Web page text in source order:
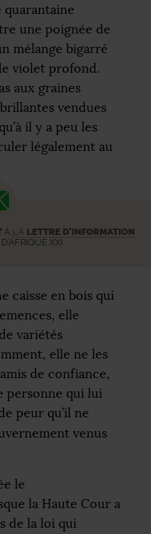
quarantaine
une poignée de
mélange bigarré
violet profond.
aux graines
vendues
il y a peu les
légalement au
À LA LETTRE D’INFORMATION
XXI
caisse en bois qui
elle
variétés
elle ne les
de confiance,
personne qui lui
peur qu’il ne
venus
le
la Haute Cour a
de la loi qui